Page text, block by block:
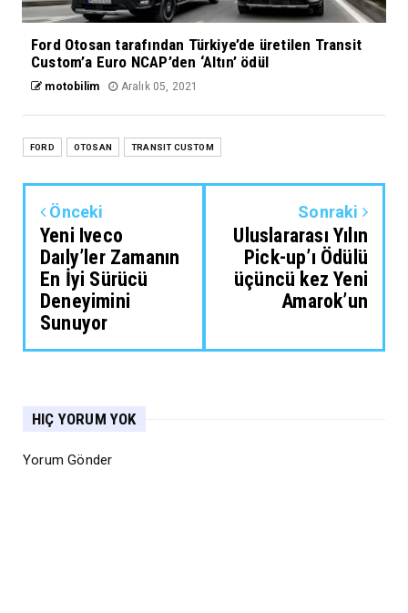
Ford Otosan tarafından Türkiye’de üretilen Transit
Custom’a Euro NCAP’den ‘Altın’ ödül
motobilim Aralık 05, 2021
FORD OTOSAN TRANSIT CUSTOM
Önceki
Yeni Iveco
Daıly’ler Zamanın
En İyi Sürücü
Deneyimini
Sunuyor
Sonraki
Uluslararası Yılın
Pick-up’ı Ödülü
üçüncü kez Yeni
Amarok’un
HIÇ YORUM YOK
Yorum Gönder